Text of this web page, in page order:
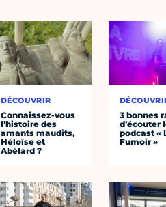
DÉCOUVRIR
Connaissez-vous
l’histoire des
amants maudits,
Héloïse et
Abélard ?
3 bonnes
d’écouter
podcast «
Fumoir »